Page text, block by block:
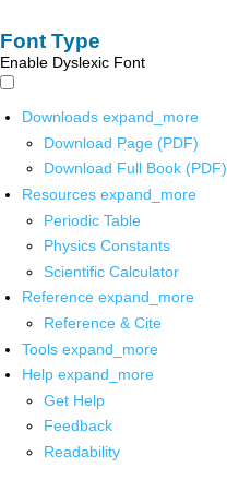
Font Type
Enable Dyslexic Font
Downloads expand_more
Download Page (PDF)
Download Full Book (PDF)
Resources expand_more
Periodic Table
Physics Constants
Scientific Calculator
Reference expand_more
Reference & Cite
Tools expand_more
Help expand_more
Get Help
Feedback
Readability